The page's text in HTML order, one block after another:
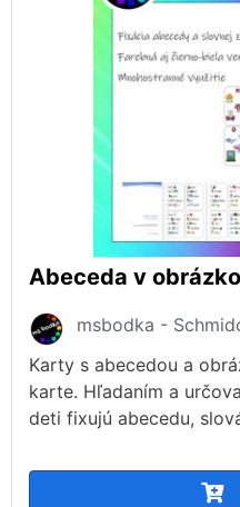
Abeceda v
msbodka -
Karty s abecedou a
karte. Hľadaním a
deti fixujú abecedu,